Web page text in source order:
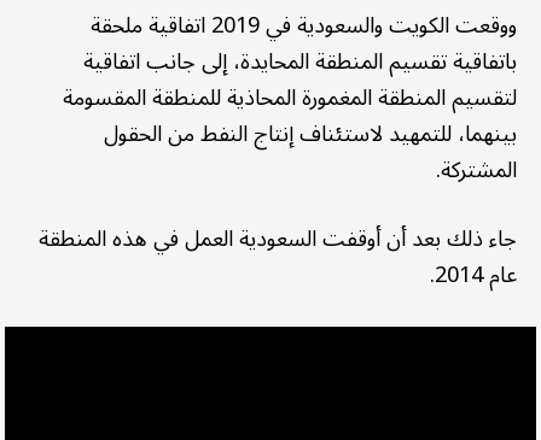
ووقعت الكويت والسعودية في 2019 اتفاقية ملحقة
باتفاقية تقسيم المنطقة المحايدة، إلى جانب اتفاقية
لتقسيم المنطقة المغمورة المحاذية للمنطقة المقسومة
بينهما، للتمهيد لاستئناف إنتاج النفط من الحقول
المشتركة.
جاء ذلك بعد أن أوقفت السعودية العمل في هذه المنطقة
عام 2014.